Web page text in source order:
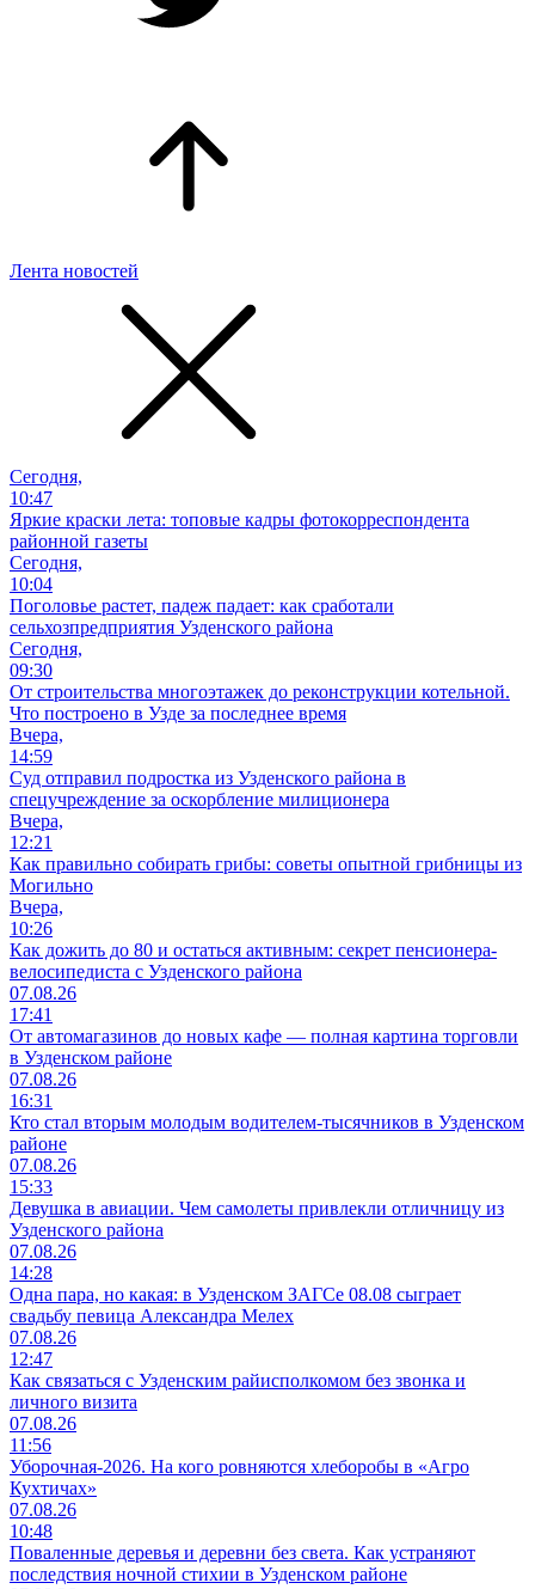
Лента новостей
Сегодня,
10:47
Яркие краски лета: топовые кадры фотокорреспондента
районной газеты
Сегодня,
10:04
Поголовье растет, падеж падает: как сработали
сельхозпредприятия Узденского района
Сегодня,
09:30
От строительства многоэтажек до реконструкции котельной.
Что построено в Узде за последнее время
Вчера,
14:59
Суд отправил подростка из Узденского района в
спецучреждение за оскорбление милиционера
Вчера,
12:21
Как правильно собирать грибы: советы опытной грибницы из
Могильно
Вчера,
10:26
Как дожить до 80 и остаться активным: секрет пенсионера-
велосипедиста с Узденского района
07.08.26
17:41
От автомагазинов до новых кафе — полная картина торговли
в Узденском районе
07.08.26
16:31
Кто стал вторым молодым водителем-тысячников в Узденском
районе
07.08.26
15:33
Девушка в авиации. Чем самолеты привлекли отличницу из
Узденского района
07.08.26
14:28
Одна пара, но какая: в Узденском ЗАГСе 08.08 сыграет
свадьбу певица Александра Мелех
07.08.26
12:47
Как связаться с Узденским райисполкомом без звонка и
личного визита
07.08.26
11:56
Уборочная-2026. На кого ровняются хлеборобы в «Агро
Кухтичах»
07.08.26
10:48
Поваленные деревья и деревни без света. Как устраняют
последствия ночной стихии в Узденском районе